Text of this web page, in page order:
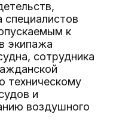
к
экипажа
сотрудника
техническому
и
воздушного